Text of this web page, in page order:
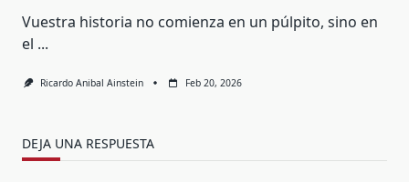
Vuestra historia no comienza en un púlpito, sino en
el ...
Ricardo Anibal Ainstein Feb 20, 2026
DEJA UNA RESPUESTA